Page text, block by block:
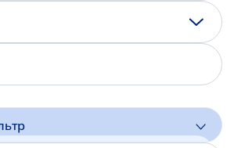
нам в Телеграм
294-91-85
702-09-76